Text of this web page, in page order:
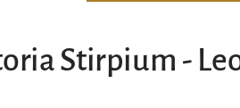
Stirpium -